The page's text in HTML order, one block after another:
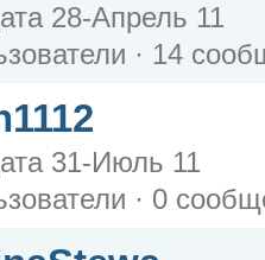
28-Апрель 11
· 14
31-Июль 11
· 0